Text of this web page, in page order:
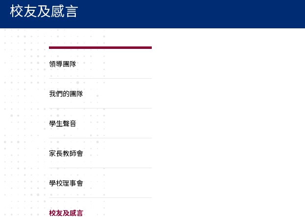
校友及感言
領導團隊
我們的團隊
學生聲音
家長教師會
學校理事會
校友及感言